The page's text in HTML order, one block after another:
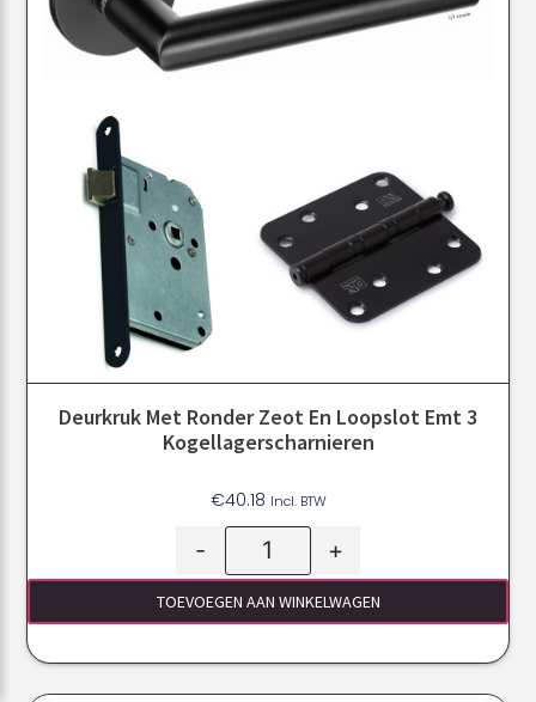
Deurkruk Met Ronder Zeot En Loopslot Emt 3
Kogellagerscharnieren
€40.18 Incl. BTW
- +
TOEVOEGEN AAN WINKELWAGEN